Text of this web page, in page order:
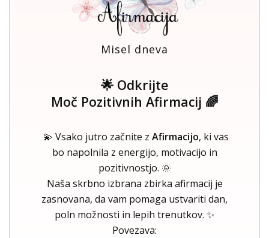
Misel dneva
🌟 Odkrijte
Moč Pozitivnih Afirmacij 🌈
💫 Vsako jutro začnite z Afirmacijo, ki vas
bo napolnila z energijo, motivacijo in
pozitivnostjo. 🌞
Naša skrbno izbrana zbirka afirmacij je
zasnovana, da vam pomaga ustvariti dan,
poln možnosti in lepih trenutkov. ✨
Povezava: